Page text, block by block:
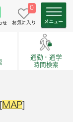
せ
0
お気に入り
通勤・通学
時間検索
MAP]